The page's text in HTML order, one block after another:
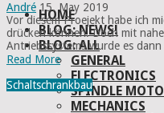
HOME
BLOG: NEWS!
BLOG: ALL
GENERAL
ELECTRONICS
SPINDLE
MECHANICS
André 15. May 2019
Vor diesem Proejekt habe ich
drücken können. Doch mit
Antriebssystems wurde es
Read More
Schaltschrankbau